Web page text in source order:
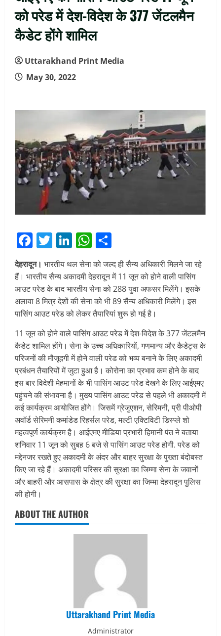
को परेड में देश-विदेश के 377 जेंटलमैन
कैडेट होंगे शामिल
Uttarakhand Print Media
May 30, 2022
Facebook
Twitter
LinkedIn
WhatsApp
देहरादून। भारतीय थल सेना को जल्द ही सैन्य अधिकारी मिलने जा रहे
हैं। भारतीय सैन्य अकादमी देहरादून में 11 जून को होने वाली पासिंग
आउट परेड के बाद भारतीय सेना को 288 युवा अफसर मिलेंगे। इसके
अलावा 8 मित्र देशों की सेना को भी 89 सैन्य अधिकारी मिलेंगे। इस
पासिंग आउट परेड को लेकर तैयारियां शुरू हो गई है।
11 जून को होने वाले पासिंग आउट परेड में देश-विदेश के 377 जेंटलमैन
कैडेट शामिल होंगे। सेना के उच्च अधिकारियों, गणमान्य और कैडेट्स के
परिजनों की मौजूदगी में होने वाली परेड को भव्य बनाने के लिए अकादमी
प्रबंधन तैयारियों में जुटा हुआ है। कोरोना का प्रभाव कम होने के बाद
इस बार विदेशी मेहमानों के भी पासिंग आउट परेड देखने के लिए आईएमए
पहुंचने की संभावना है। मुख्य पासिंग आउट परेड से पहले भी अकादमी में
कई कार्यक्रम आयोजित होंगे। जिसमें ग्रेजुएशन, सेरिमनी, प्री पीओपी
अवॉर्ड सेरिमनी कमांडेड रिहर्सल परेड, मल्टी एक्टिविटी डिस्प्ले शो
महत्वपूर्ण कार्यक्रम है। आईएमए मीडिया प्रभारी हिमानी पंत ने बताया
शनिवार 11 जून को सुबह 6 बजे से पासिंग आउट परेड होगी. परेड को
मद्देनजर रखते हुए अकादमी के अंदर और बाहर सुरक्षा के पुख्ता बंदोबस्त
किए जा रहे हैं। अकादमी परिसर की सुरक्षा का जिम्मा सेना के जवानों
और बाहरी और आसपास के क्षेत्र की सुरक्षा का जिम्मा देहरादून पुलिस
की होगी।
ABOUT THE AUTHOR
Uttarakhand Print Media
Administrator